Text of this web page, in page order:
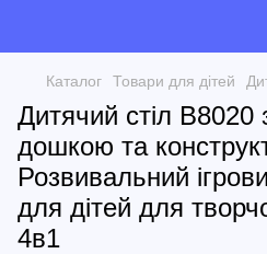
Каталог Товари для дітей
Дитячий стіл B8020
дошкою та
Розвивальний
для дітей для
4в1